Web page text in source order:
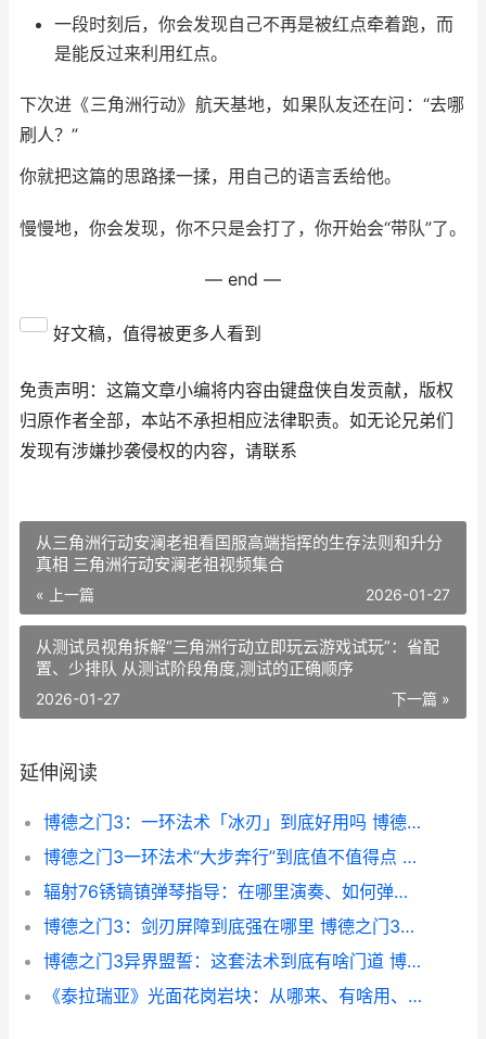
一段时刻后，你会发现自己不再是被红点牵着跑，而
是能反过来利用红点。
下次进《三角洲行动》航天基地，如果队友还在问：“去哪
刷人？”
你就把这篇的思路揉一揉，用自己的语言丢给他。
慢慢地，你会发现，你不只是会打了，你开始会“带队”了。
— end —
好文稿，值得被更多人看到
免责声明：这篇文章小编将内容由键盘侠自发贡献，版权
归原作者全部，本站不承担相应法律职责。如无论兄弟们
发现有涉嫌抄袭侵权的内容，请联系
从三角洲行动安澜老祖看国服高端指挥的生存法则和升分
真相 三角洲行动安澜老祖视频集合
« 上一篇 2026-01-27
从测试员视角拆解“三角洲行动立即玩云游戏试玩”：省配
置、少排队 从测试阶段角度,测试的正确顺序
下一篇 »
2026-01-27
延伸阅读
博德之门3：一环法术「冰刃」到底好用吗 博德之门3一化众多法阵
博德之门3一环法术“大步奔行”到底值不值得点 博德之门3一环和二环法术区别
辐射76锈镐镇弹琴指导：在哪里演奏、如何弹、要注意啥 辐射76 生锈的钥匙
博德之门3：剑刃屏障到底强在哪里 博德之门3剑咏者
博德之门3异界盟誓：这套法术到底有啥门道 博德之门3异界誓缚能抓什么
《泰拉瑞亚》光面花岗岩块：从哪来、有啥用、值得刷吗 泰拉瑞亚光之女皇掉落物品一览